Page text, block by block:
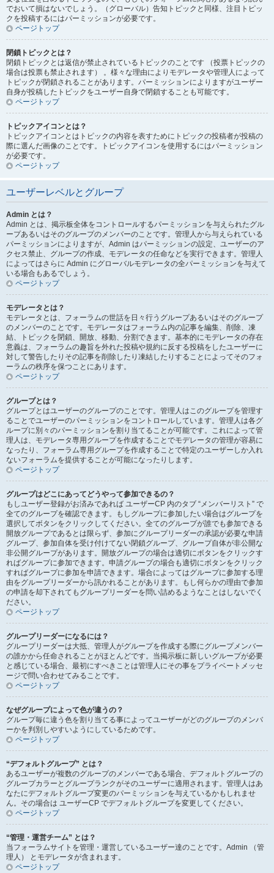
でおいて損はないでしょう。（グローバル）告知トピックと同様、注目トピッ
クを投稿するにはパーミッションが必要です。
ページトップ
閉鎖トピックとは？
閉鎖トピックとは返信が禁止されているトピックのことです （投票トピックの
場合は投票も禁止されます） 。様々な理由によりモデレータや管理人によって
トピックが閉鎖されることがあります。パーミッションによりますがユーザー
自身が投稿したトピックをユーザー自身で閉鎖することも可能です。
ページトップ
トピックアイコンとは？
トピックアイコンとはトピックの内容を表すためにトピックの投稿者が投稿の
際に選んだ画像のことです。トピックアイコンを使用するにはパーミッション
が必要です。
ページトップ
ユーザーレベルとグループ
Admin とは？
Admin とは、掲示板全体をコントロールするパーミッションを与えられたグル
ープあるいはそのグループのメンバーのことです。管理人から与えられている
パーミッションによりますが、Admin はパーミッションの設定、ユーザーのア
クセス禁止、グループの作成、モデレータの任命などを実行できます。管理人
によってはさらに Admin にグローバルモデレータの全パーミッションを与えて
いる場合もあるでしょう。
ページトップ
モデレータとは？
モデレータとは、フォーラムの世話を日々行うグループあるいはそのグループ
のメンバーのことです。モデレータはフォーラム内の記事を編集、削除、凍
結、トピックを閉鎖、開放、移動、分割できます。基本的にモデレータの存在
意義は、フォーラムの趣旨を外れた投稿や規約に反する投稿をしたユーザーに
対して警告したりその記事を削除したり凍結したりすることによってそのフォ
ーラムの秩序を保つことにあります。
ページトップ
グループとは？
グループとはユーザーのグループのことです。管理人はこのグループを管理す
ることでユーザーのパーミッションをコントロールしています。管理人は各グ
ループに別々のパーミッションを割り当てることが可能です。これによって管
理人は、モデレータ専用グループを作成することでモデレータの管理が容易に
なったり、フォーラム専用グループを作成することで特定のユーザーしか入れ
ないフォーラムを提供することが可能になったりします。
ページトップ
グループはどこにあってどうやって参加できるの？
もしユーザー登録がお済みであれば ユーザーCP 内のタブ “メンバーリスト” で
全てのグループを確認できます。もしグループに参加したい場合はグループを
選択してボタンをクリックしてください。全てのグループが誰でも参加できる
開放グループであるとは限らず、参加にグループリーダーの承認が必要な申請
グループ、参加自体を受け付けてない閉鎖グループ、グループ自体が非公開な
非公開グループがあります。開放グループの場合は適切にボタンをクリックす
ればグループに参加できます。申請グループの場合も適切にボタンをクリック
すればグループに参加を申請できます。場合によってはグループに参加する理
由をグループリーダーから訊かれることがあります。もし何らかの理由で参加
の申請を却下されてもグループリーダーを問い詰めるようなことはしないでく
ださい。
ページトップ
グループリーダーになるには？
グループリーダーは大抵、管理人がグループを作成する際にグループメンバー
の誰かから任命されることがほとんどです。当掲示板に新しいグループが必要
と感じている場合、最初にすべきことは管理人にその事をプライベートメッセ
ージで問い合わせてみることです。
ページトップ
なぜグループによって色が違うの？
グループ毎に違う色を割り当てる事によってユーザーがどのグループのメンバ
ーかを判別しやすいようにしているためです。
ページトップ
“デフォルトグループ” とは？
あるユーザーが複数のグループのメンバーである場合、デフォルトグループの
グループカラーとグループランクがそのユーザーに適用されます。管理人はあ
なたにデフォルトグループ変更のパーミッションを与えているかもしれませ
ん。その場合は ユーザーCP でデフォルトグループを変更してください。
ページトップ
“管理・運営チーム” とは？
当フォーラムサイトを管理・運営しているユーザー達のことです。Admin （管
理人） とモデレータが含まれます。
ページトップ